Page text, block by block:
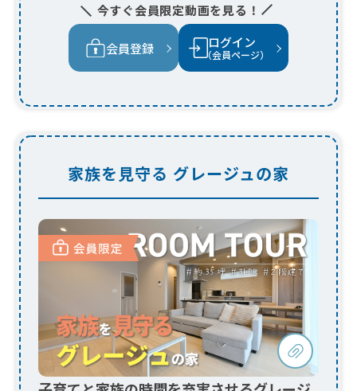
家族を見守る グレージュの家
子育てと家族の時間を充実させるグレージ
ュを基調とした住まい
家族を見守れる間取りを採用したLDKは、グレージ
ュを基調とした優しいインテリアが広がる空間に。
ダイニングテーブルをキッチンと横並びにしたこ